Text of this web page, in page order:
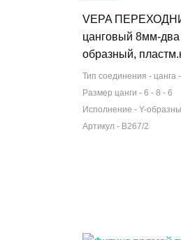
VEPA
цанговый 8мм-
образный,
Тип соединения - цанга
Размер цанги - 6 - 8 - 6
Исполнение - Y-
Артикул - B267/2